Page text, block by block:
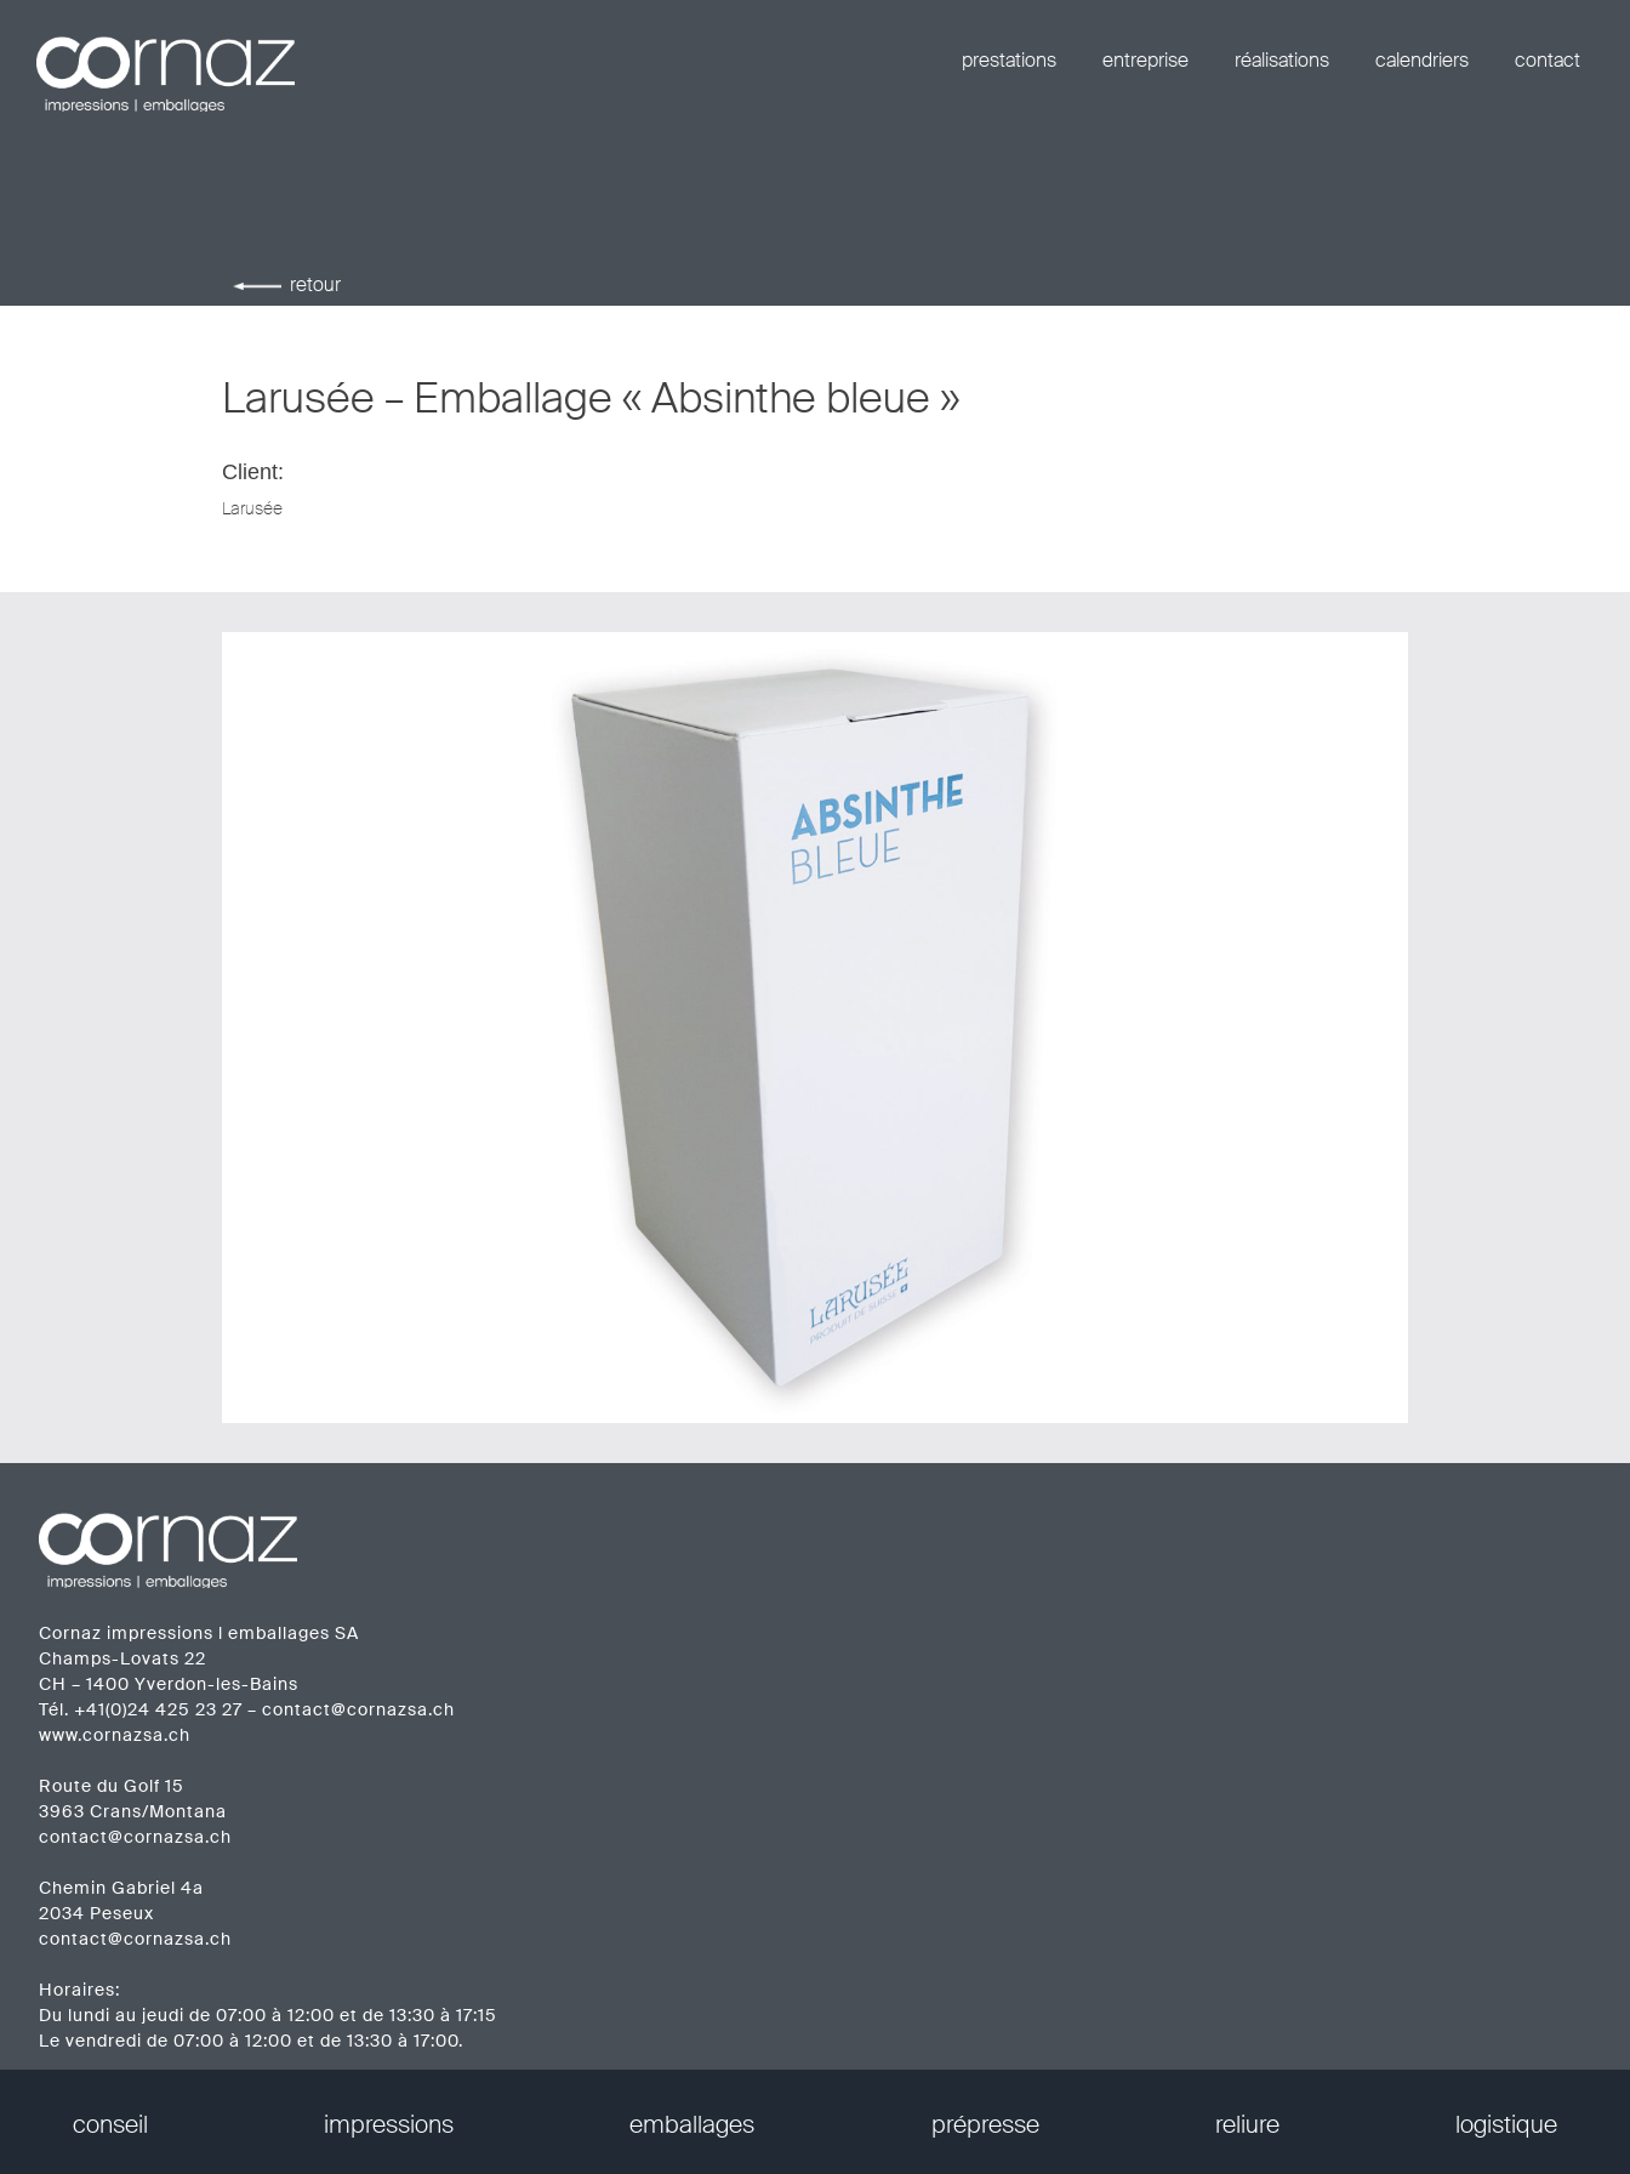
prestations entreprise réalisations calendriers contact
retour
Larusée – Emballage « Absinthe bleue »
Client:
Larusée
de
l’article
Cornaz impressions l emballages SA
Champs-Lovats 22
CH – 1400 Yverdon-les-Bains
Tél. +41(0)24 425 23 27 – contact@cornazsa.ch
www.cornazsa.ch
Route du Golf 15
3963 Crans/Montana
contact@cornazsa.ch
Chemin Gabriel 4a
2034 Peseux
contact@cornazsa.ch
Horaires:
Du lundi au jeudi de 07:00 à 12:00 et de 13:30 à 17:15
Le vendredi de 07:00 à 12:00 et de 13:30 à 17:00.
conseil impressions emballages prépresse reliure logistique